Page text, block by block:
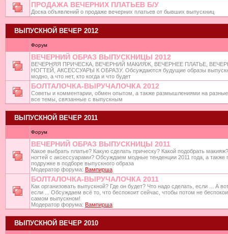
ПРОДАЖА ВЕЧЕРНИХ ПЛАТЬЕВ Б/У
Доска объявлений о продаже вечерних платьев от бывших выпускниц
ВЫПУСКНОЙ ВЕЧЕР 2012
Форум
ВЕЧЕРНИЙ ОБРАЗ ВЫПУСКНИЦЫ 2012
ВЕЧЕРНЯЯ ПРИЧЕСКА, ВЕЧЕРНИЙ МАКИЯЖ, ВЕЧЕРНЕЕ ПЛАТЬЕ,
НОГТЕЙ, АКСЕССУАРЫ К ОБРАЗУ. Обсуждаются будущие образы
модно, а что нет, кто когда и что будет
БОЛТАЛОЧКА-ВЫРУЧАЛОЧКА 2012
Советы и комментарии, обмен опытом, а также размышлениями на
все темы, связанные с выпускным
ВЫПУСКНОЙ ВЕЧЕР 2011
Форум
ВЕЧЕРНИЙ ОБРАЗ ВЫПУСКНИЦЫ 2011
Какое выбрать платье? Какую сделать прическу? Какой подобрать
ногтей с аксессуарами? Обсуждаем модные тенденции 2011 года, а также
подружке в подборе выпускного образа
Модератор форума: Вампирша
БОЛТАЛОЧКА-ВЫРУЧАЛОЧКА 2011
Как организовать выпускной? Где он будет? Что надо сделать, если ... А
если ... Обсуждаем всё то, что беспокоит сейчас, чтобы потом не
самом выпускном!
Модератор форума: Вампирша
ВЫПУСКНОЙ ВЕЧЕР 2010